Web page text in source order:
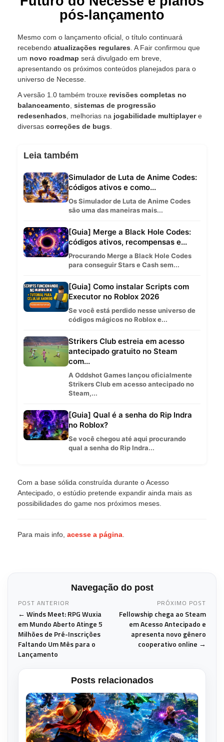
pós-lançamento
Mesmo com o lançamento oficial, o título continuará
recebendo atualizações regulares . A Fair confirmou que
um novo roadmap será divulgado em breve,
apresentando os próximos conteúdos planejados para o
universo de Necesse.
A versão 1.0 também trouxe revisões completas no
balanceamento sistemas de progressão
redesenhados , melhorias na jogabilidade multiplayere
diversas correções de bugs
Leia também
Simulador de Luta de Anime Codes:
códigos ativos e como...
Os Simulador de Luta de Anime Codes
são uma das maneiras mais...
[Guia] Merge a Black Hole Codes:
códigos ativos, recompensas e...
Procurando Merge a Black Hole Codes
para conseguir Stars e Cash sem...
[Guia] Como instalar Scripts com
Executor no Roblox 2026
Se você está perdido nesse universo de
códigos mágicos no Roblox e...
Strikers Club estreia em acesso
antecipado gratuito no Steam
com...
A Oddshot Games lançou oficialmente
Strikers Club em acesso antecipado no
Steam,...
[Guia] Qual é a senha do Rip Indra
no Roblox?
Se você chegou até aqui procurando
qual a senha do Rip Indra...
Com a base sólida construída durante o Acesso
Antecipado, o estúdio pretende expandir ainda mais as
possibilidades do game nos próximos meses.
Para mais info, acesse a página
Navegação do post
POST ANTERIOR
← Winds Meet: RPG Wuxia
em Mundo Aberto Atinge 5
Milhões de Pré-Inscrições
Faltando Um Mês para o
Lançamento
PRÓXIMO POST
Fellowship chega ao Steam
em Acesso Antecipado e
apresenta novo gênero
cooperativo online →
Posts relacionados